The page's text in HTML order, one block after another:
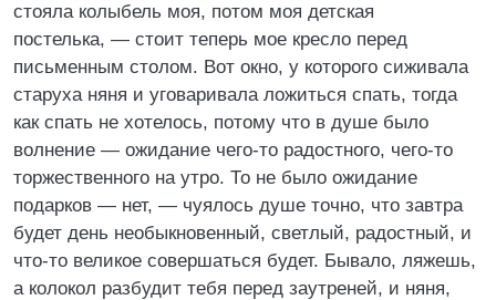
стояла колыбель моя, потом моя детская
постелька, — стоит теперь мое кресло перед
письменным столом. Вот окно, у которого сиживала
старуха няня и уговаривала ложиться спать, тогда
как спать не хотелось, потому что в душе было
волнение — ожидание чего-то радостного, чего-то
торжественного на утро. То не было ожидание
подарков — нет, — чуялось душе точно, что завтра
будет день необыкновенный, светлый, радостный, и
что-то великое совершаться будет. Бывало, ляжешь,
а колокол разбудит тебя перед заутреней, и няня,